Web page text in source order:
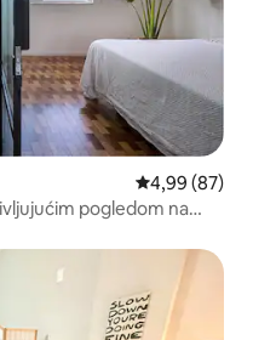
Prosečna
4,99 (87)
pogledom na